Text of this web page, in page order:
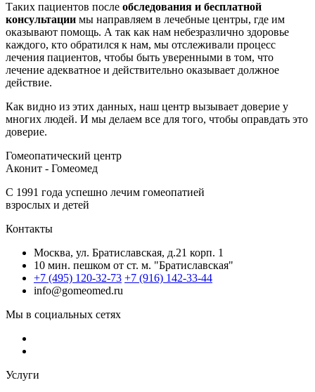
Таких пациентов после обследования и бесплатной
консультации мы направляем в лечебные центры, где им
оказывают помощь. А так как нам небезразлично здоровье
каждого, кто обратился к нам, мы отслеживали процесс
лечения пациентов, чтобы быть уверенными в том, что
лечение адекватное и действительно оказывает должное
действие.
Как видно из этих данных, наш центр вызывает доверие у
многих людей. И мы делаем все для того, чтобы оправдать это
доверие.
Гомеопатический центр
Аконит - Гомеомед
C 1991 года успешно лечим гомеопатией
взрослых и детей
Контакты
Москва, ул. Братиславская, д.21 корп. 1
10 мин. пешком от ст. м. "Братиславская"
+7 (495) 120-32-73 +7 (916) 142-33-44
info@gomeomed.ru
Мы в социальных сетях
Услуги